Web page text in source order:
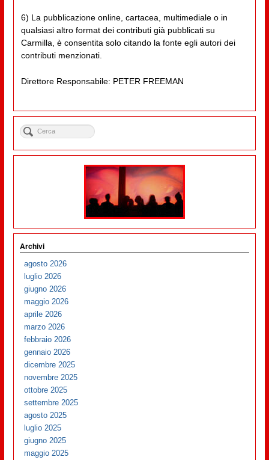
6) La pubblicazione online, cartacea, multimediale o in
qualsiasi altro format dei contributi già pubblicati su
Carmilla, è consentita solo citando la fonte egli autori dei
contributi menzionati.
Direttore Responsabile: PETER FREEMAN
Archivi
agosto 2026
luglio 2026
giugno 2026
maggio 2026
aprile 2026
marzo 2026
febbraio 2026
gennaio 2026
dicembre 2025
novembre 2025
ottobre 2025
settembre 2025
agosto 2025
luglio 2025
giugno 2025
maggio 2025